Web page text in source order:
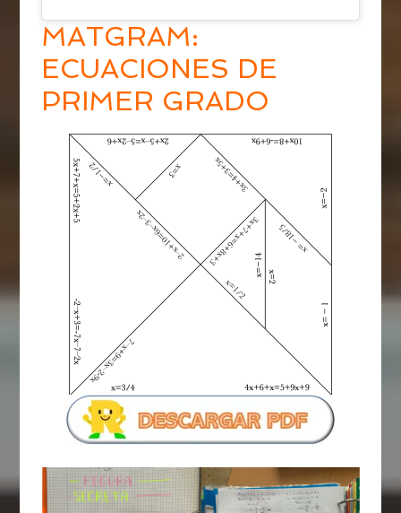
MATGRAM:
ECUACIONES DE
PRIMER GRADO